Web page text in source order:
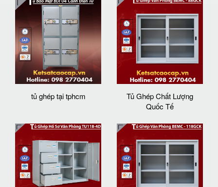
tủ ghép tại tphcm
Tủ Ghép Chất Lượng
Quốc Tế